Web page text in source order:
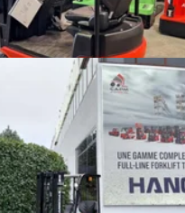
Électrique